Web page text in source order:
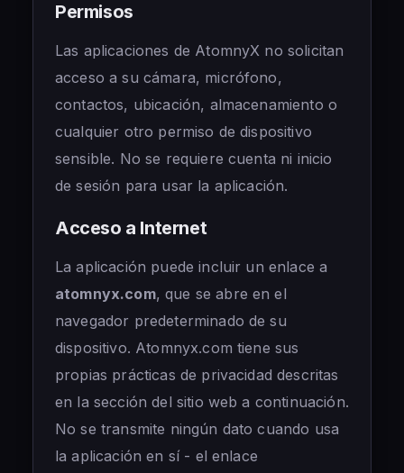
Permisos
Las aplicaciones de AtomnyX no solicitan
acceso a su cámara, micrófono,
contactos, ubicación, almacenamiento o
cualquier otro permiso de dispositivo
sensible. No se requiere cuenta ni inicio
de sesión para usar la aplicación.
Acceso a Internet
La aplicación puede incluir un enlace a
atomnyx.com, que se abre en el
navegador predeterminado de su
dispositivo. Atomnyx.com tiene sus
propias prácticas de privacidad descritas
en la sección del sitio web a continuación.
No se transmite ningún dato cuando usa
la aplicación en sí - el enlace